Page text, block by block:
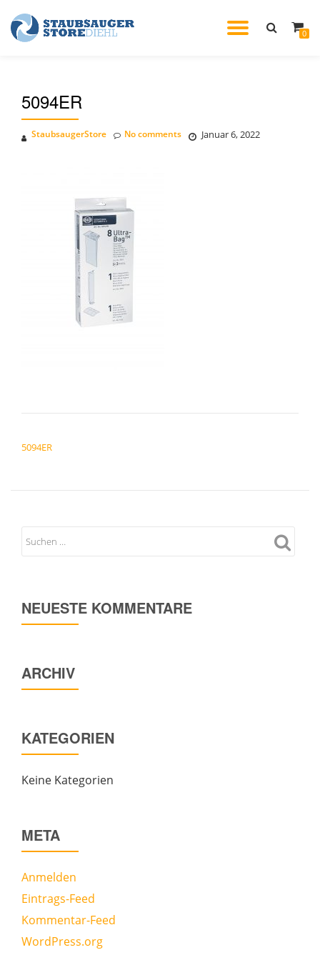
Skip
0
5094ER
StaubsaugerStore Januar 6, 2022
No comments
5094ER
NEUESTE KOMMENTARE
ARCHIV
KATEGORIEN
Keine Kategorien
META
Anmelden
Eintrags-Feed
Kommentar-Feed
WordPress.org